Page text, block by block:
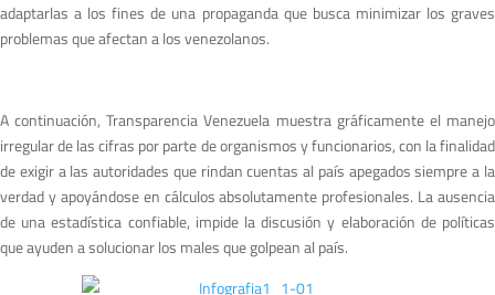
adaptarlas a los fines de una propaganda que busca minimizar los graves
problemas que afectan a los venezolanos.
A continuación, Transparencia Venezuela muestra gráficamente el manejo
irregular de las cifras por parte de organismos y funcionarios, con la finalidad
de exigir a las autoridades que rindan cuentas al país apegados siempre a la
verdad y apoyándose en cálculos absolutamente profesionales. La ausencia
de una estadística confiable, impide la discusión y elaboración de políticas
que ayuden a solucionar los males que golpean al país.